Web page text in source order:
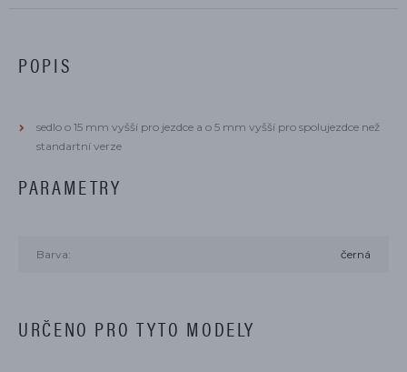
POPIS
sedlo o 15 mm vyšší pro jezdce a o 5 mm vyšší pro spolujezdce než
standartní verze
PARAMETRY
Barva: černá
URČENO PRO TYTO MODELY